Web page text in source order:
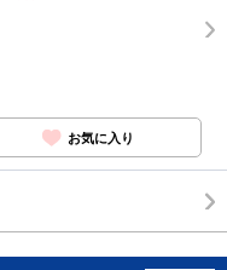
お気に入り